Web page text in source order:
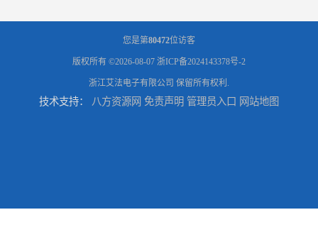
您是第80472位访客
版权所有 ©2026-08-07 浙ICP备2024143378号-2
浙江艾法电子有限公司 保留所有权利.
技术支持： 八方资源网 免责声明 管理员入口 网站地图